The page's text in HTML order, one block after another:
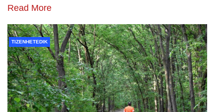
Read More
TIZENHETEDIK